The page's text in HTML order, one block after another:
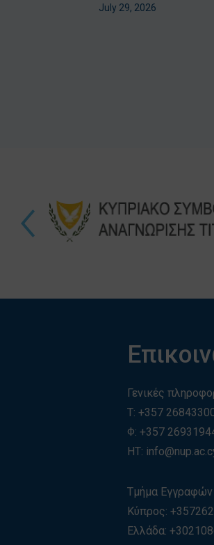
July 29, 2026
Γενικές
T:+357
Φ: +357
ΗΤ:
Τμήμα Εγγραφών
Κύπρος:
Ελλάδα:+